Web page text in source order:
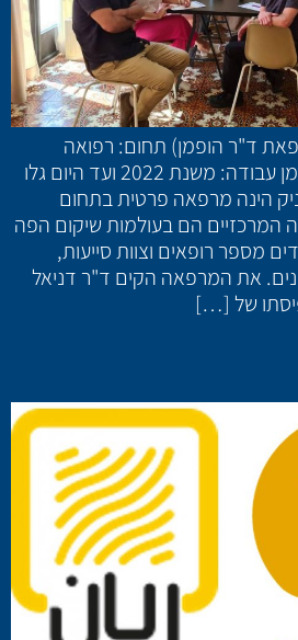
ד"ר הופמן) תחום: רפואה
פרטית, רפואת שיניים. זמן עבודה: משנת 2022 ועד היום גלו
הינה מרפאה פרטית בתחום
המרכזיים הם בעולמות שיקום הפה
מספר רופאים וצוות סייעות,
את המרפאה הקים ד"ר דניאל
של […]